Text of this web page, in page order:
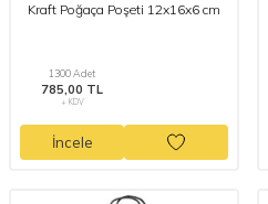
Kraft Poğaça Poşeti 12x16x6 cm
1300 Adet
785,00 TL
+ KDV
İncele